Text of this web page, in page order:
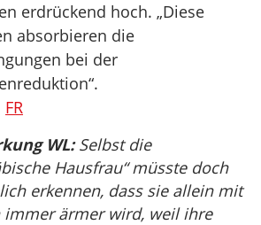
erdrückend hoch. „Diese
absorbieren die
bei der
FR
WL:Selbst die
Hausfrau“ müsste doch
erkennen, dass sie allein mit
immer ärmer wird, weil ihre